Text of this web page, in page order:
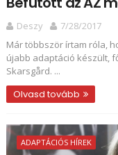
Deszy
7/28/2017
Már többször írtam róla,
újabb adaptáció készült,
Skarsgård. ...
Olvasd tovább
ADAPTÁCIÓS HÍREK